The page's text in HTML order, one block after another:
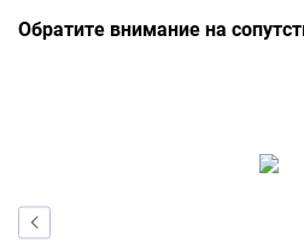
Обратите внимание на